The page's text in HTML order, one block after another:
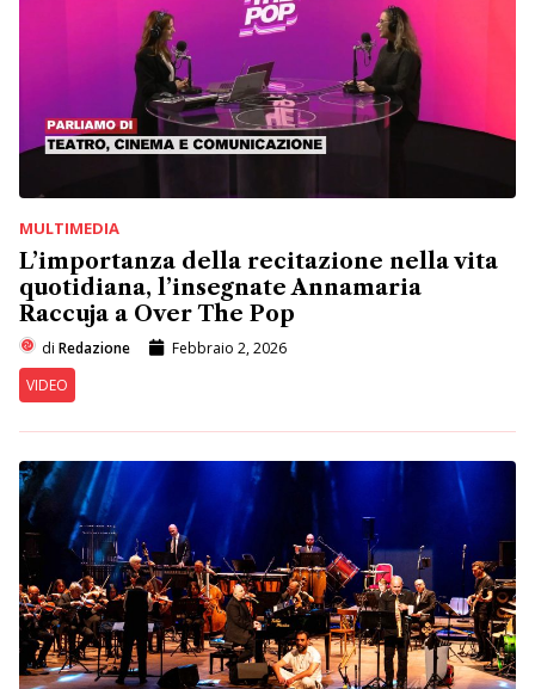
MULTIMEDIA
L’importanza della recitazione nella vita
quotidiana, l’insegnate Annamaria
Raccuja a Over The Pop
di Redazione
Febbraio 2, 2026
VIDEO